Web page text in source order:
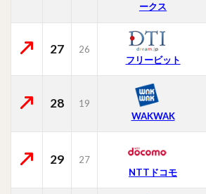
ークス
27
26
フリービット
28
19
WAKWAK
29
27
NTTドコモ